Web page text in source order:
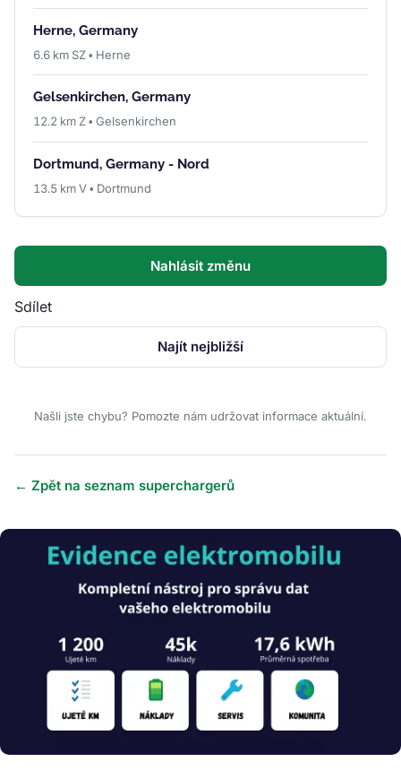
Herne, Germany
6.6 km SZ • Herne
Gelsenkirchen, Germany
12.2 km Z • Gelsenkirchen
Dortmund, Germany - Nord
13.5 km V • Dortmund
Nahlásit změnu
Sdílet
Najít nejbližší
Našli jste chybu? Pomozte nám udržovat informace aktuální.
← Zpět na seznam superchargerů
Obrázek